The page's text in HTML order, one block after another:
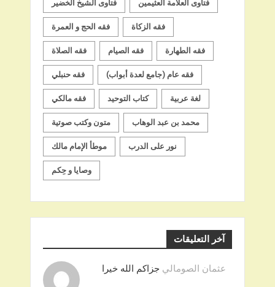
فتاوى الشيخ الخضير فتاوى العلامة العثيمين
فقه الحج و العمرة فقه الزكاة
فقه الصلاة فقه الصيام فقه الطهارة
فقه حنبلي فقه عام (جامع لعدة أبواب)
فقه مالكي كتاب التوحيد لغة عربية
متون وكتب صوتية محمد بن عبد الوهاب
موطأ الإمام مالك نور على الدرب
وصايا و حِكم
آخر التعليقات
عثمان الصومالي جزاكم الله خيرا